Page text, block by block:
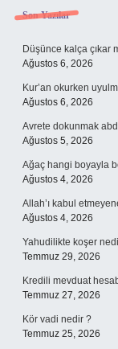
Sidebar
Son Yazılar
Düşünce kalça çıkar
Ağustos 6, 2026
Kur’an okurken
Ağustos 6, 2026
Avrete dokunmak
Ağustos 5, 2026
Ağaç hangi boyayla
Ağustos 4, 2026
Allah’ı kabul
Ağustos 4, 2026
Yahudilikte koşer
Temmuz 29, 2026
Kredili mevduat
Temmuz 27, 2026
Kör vadi nedir ?
Temmuz 25, 2026